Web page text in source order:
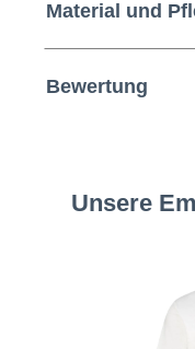
Material und
Bewertung
Unsere